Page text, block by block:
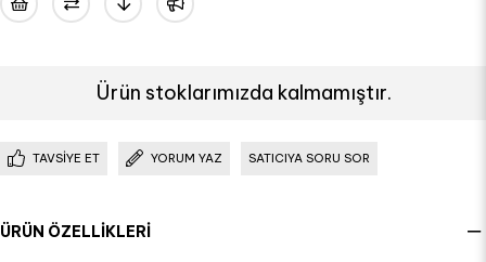
Ürün stoklarımızda kalmamıştır.
TAVSIYE ET YORUM YAZ SATICIYA SORU SOR
ÜRÜN ÖZELLIKLERI